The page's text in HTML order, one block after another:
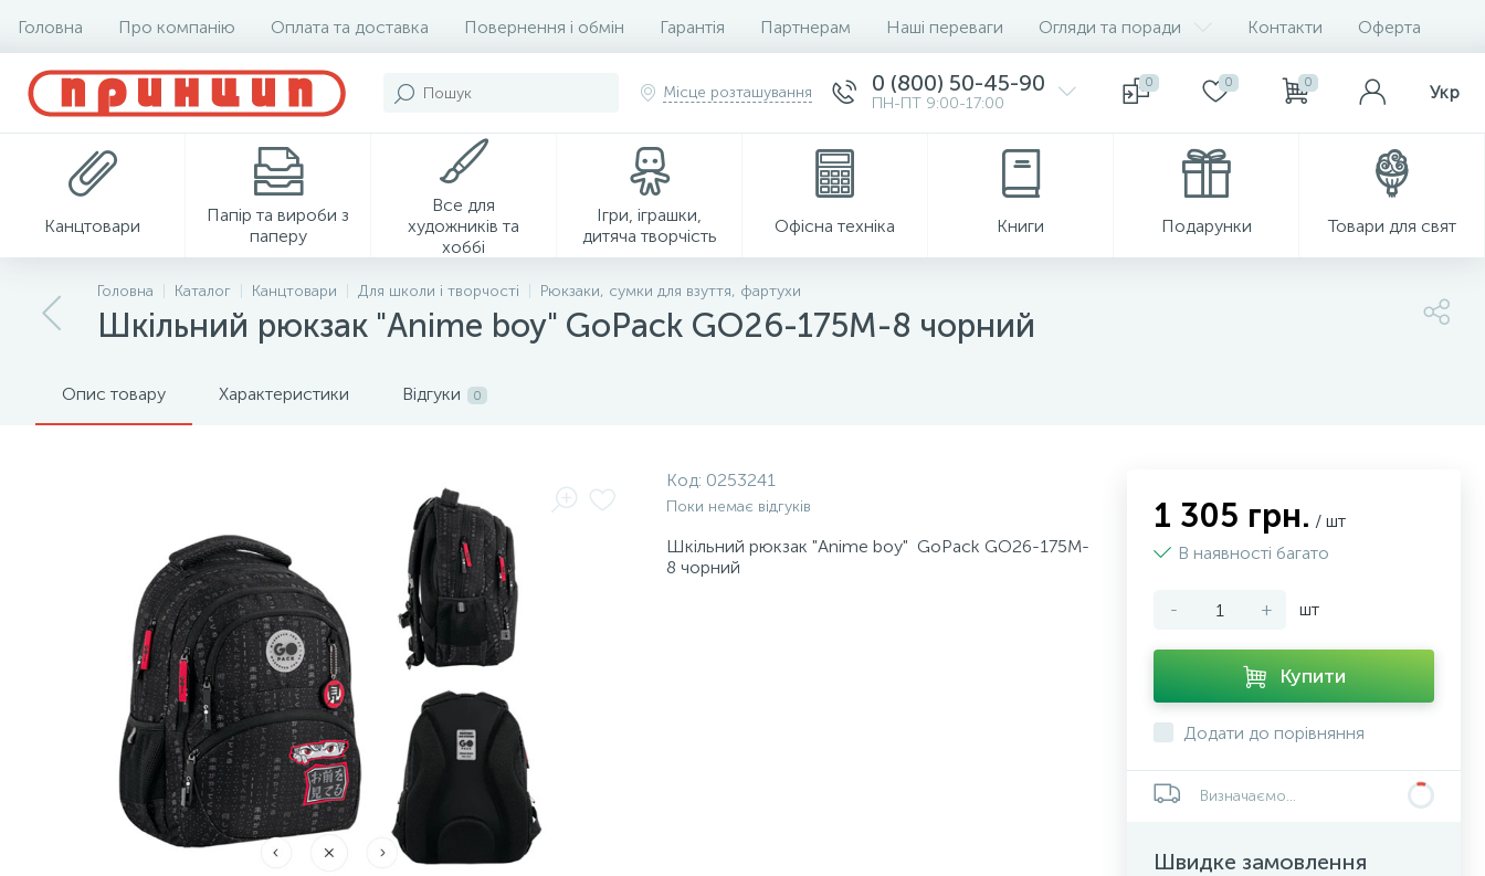
Головна Про компанію Оплата та доставка Повернення і обмін Гарантія Партнерам Наші переваги Огляди та поради Контакти Оферта
Місце розташування 0 (800) 50-45-90
ПН-ПТ 9:00-17:00
0 0 0 Укр
Канцтовари
Папір та вироби з
паперу
Все для
художників та
хоббі
Ігри, іграшки,
дитяча творчість
Офісна техніка Книги Подарунки Товари для свят
Головна Каталог Канцтовари Для школи і творчості Рюкзаки, сумки для взуття, фартухи
Шкільний рюкзак "Anime boy" GoPack GO26-175M-8 чорний
Опис товару Характеристики Відгуки 0
Код: 0253241
Поки немає відгуків
Шкільний рюкзак "Anime boy" GoPack GO26-175M-
8 чорний
1 305 грн. / шт
В наявності багато
- + шт
Купити
Додати до порівняння
Визначаємо...
Швидке замовлення